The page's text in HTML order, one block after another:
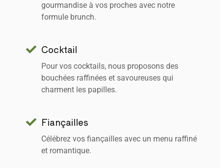
gourmandise à vos proches avec notre
formule brunch.
Cocktail
Pour vos cocktails, nous proposons des
bouchées raffinées et savoureuses qui
charment les papilles.
Fiançailles
Célébrez vos fiançailles avec un menu raffiné
et romantique.